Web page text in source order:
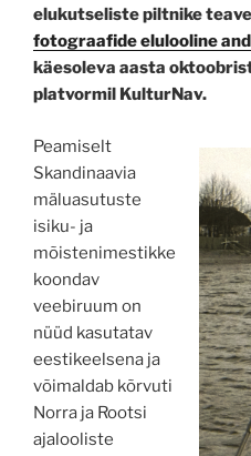
elukutseliste piltnike
fotograafide elulooline
käesoleva aasta
platvormil KulturNav.
Peamiselt
Skandinaavia
mäluasutuste
isiku- ja
mõistenimestikke
koondav
veebiruum on
nüüd kasutatav
eestikeelsena ja
võimaldab kõrvuti
Norra ja Rootsi
ajalooliste